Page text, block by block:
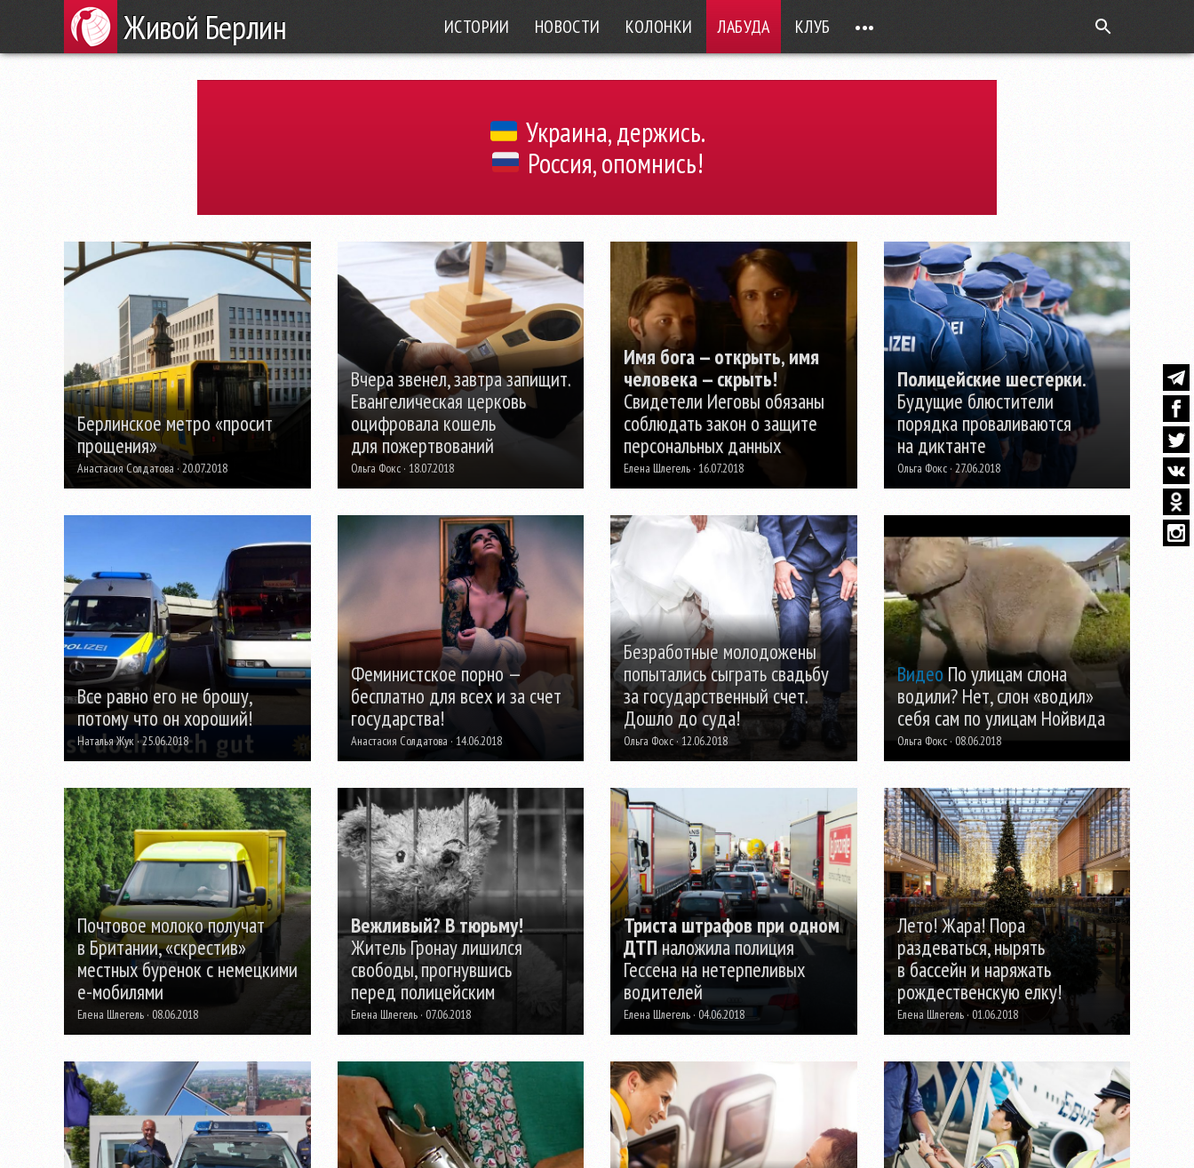
Живой Берлин ИСТОРИИ НОВОСТИ КОЛОНКИ ЛАБУДА КЛУБ •••
ПРИЛОЖЕНИЯ
DEUTSCH
ВОЙТИ
Украина, держись.
Россия, опомнись!
Берлинское метро «просит
прощения»
Анастасия Солдатова · 20.07.2018
Вчера звенел, завтра запищит.
Евангелическая церковь
оцифровала кошель
для пожертвований
Ольга Фокс · 18.07.2018
Имя бога — открыть, имя
человека — скрыть!
Свидетели Иеговы обязаны
соблюдать закон о защите
персональных данных
Елена Шлегель · 16.07.2018
Полицейские шестерки.
Будущие блюстители
порядка проваливаются
на диктанте
Ольга Фокс · 27.06.2018
Все равно его не брошу,
потому что он хороший!
Наталья Жук · 25.06.2018
Феминистское порно —
бесплатно для всех и за счет
государства!
Анастасия Солдатова · 14.06.2018
Безработные молодожены
попытались сыграть свадьбу
за государственный счет.
Дошло до суда!
Ольга Фокс · 12.06.2018
Видео По улицам слона
водили? Нет, слон «водил»
себя сам по улицам Нойвида
Ольга Фокс · 08.06.2018
Почтовое молоко получат
в Британии, «скрестив»
местных буренок с немецкими
е-мобилями
Елена Шлегель · 08.06.2018
Вежливый? В тюрьму!
Житель Гронау лишился
свободы, прогнувшись
перед полицейским
Елена Шлегель · 07.06.2018
Триста штрафов при одном
ДТПналожила полиция
Гессена на нетерпеливых
водителей
Елена Шлегель · 04.06.2018
Лето! Жара! Пора
раздеваться, нырять
в бассейн и наряжать
рождественскую елку!
Елена Шлегель · 01.06.2018